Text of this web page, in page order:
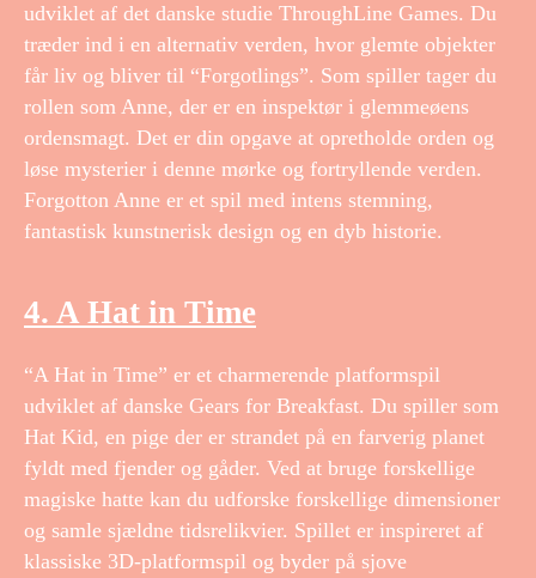
udviklet af det danske studie ThroughLine Games. Du
træder ind i en alternativ verden, hvor glemte objekter
får liv og bliver til “Forgotlings”. Som spiller tager du
rollen som Anne, der er en inspektør i glemmeøens
ordensmagt. Det er din opgave at opretholde orden og
løse mysterier i denne mørke og fortryllende verden.
Forgotton Anne er et spil med intens stemning,
fantastisk kunstnerisk design og en dyb historie.
4. A Hat in Time
“A Hat in Time” er et charmerende platformspil
udviklet af danske Gears for Breakfast. Du spiller som
Hat Kid, en pige der er strandet på en farverig planet
fyldt med fjender og gåder. Ved at bruge forskellige
magiske hatte kan du udforske forskellige dimensioner
og samle sjældne tidsrelikvier. Spillet er inspireret af
klassiske 3D-platformspil og byder på sjove